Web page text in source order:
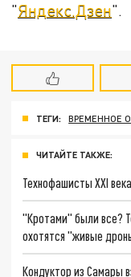
"Яндекс.Дзен".
ТЕГИ: ВРЕМЕННОЕ
ЧИТАЙТЕ ТАКЖЕ:
Технофашисты XXI века
"Кротами" были все?
охотятся "живые
Кондуктор из Самары